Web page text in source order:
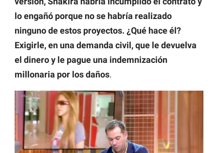
lo engañó porque no se habría realizado
ninguno de estos proyectos. ¿Qué hace él?
Exigirle, en una demanda civil, que le devuelva
el dinero y le pague una indemnización
millonaria por los daños.